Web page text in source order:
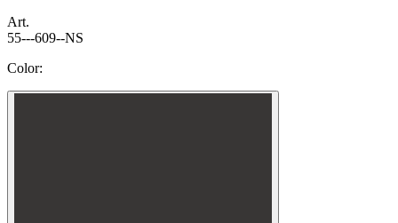
Art.
55---609--NS
Color: